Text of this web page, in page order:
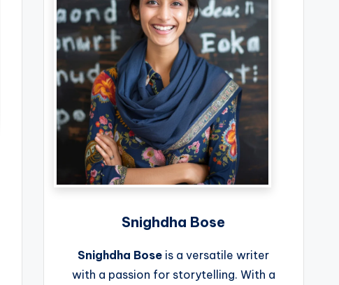
Snighdha Bose
Snighdha Bose is a versatile writer
with a passion for storytelling. With a